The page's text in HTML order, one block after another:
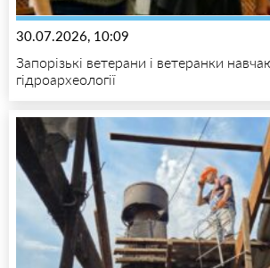
30.07.2026, 10:09
Запорізькі ветерани і ветеранки
гідроархеології